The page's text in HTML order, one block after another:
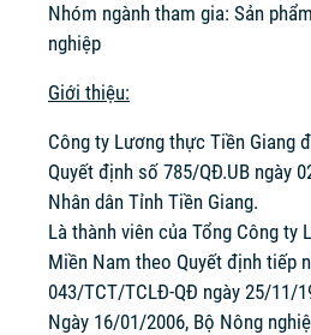
Nhóm ngành tham gia: Sản
nghiệp
Giới thiệu:
Công ty Lương thực Tiền Giang
Quyết định số 785/QĐ.UB ngày
Nhân dân Tỉnh Tiền Giang.
Là thành viên của Tổng Công ty
Miền Nam theo Quyết định tiếp
043/TCT/TCLĐ-QĐ ngày 25/11/
Ngày 16/01/2006, Bộ Nông